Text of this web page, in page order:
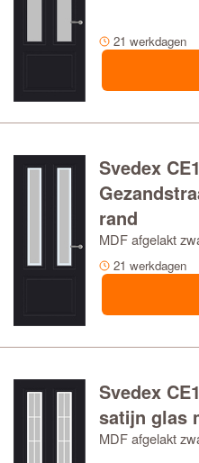
21 werkdagen
Svedex
rand
MDF afgelakt
21 werkdagen
Svedex
satijn glas
MDF afgelakt